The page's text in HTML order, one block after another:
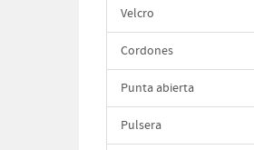
Velcro
Cordones
Punta abierta
Pulsera